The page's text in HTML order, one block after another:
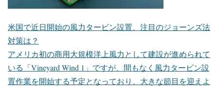
米国で近日開始の風力タービン設置、注目のジョーンズ法
対策は？
アメリカ初の商用大規模洋上風力として建設が進められて
いる「Vineyard Wind 1」ですが、間もなく風力タービン設
置作業を開始する予定となっており、大きな節目を迎えよ